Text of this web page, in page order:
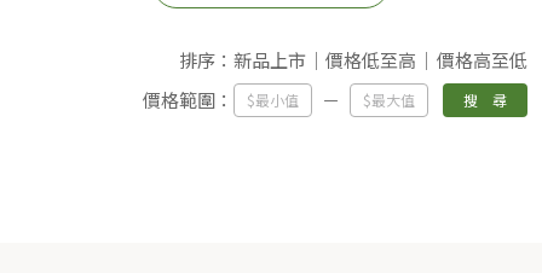
排序： 新品上市 價格低至高
價格高至低
價格範圍：
搜 尋